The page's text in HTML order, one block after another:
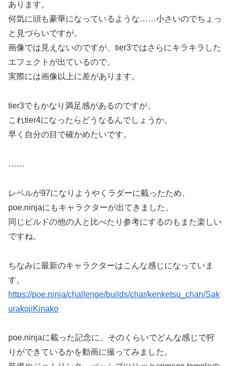
あります。
何気に頭も豪華になっているような……小さいのでちょっ
と見づらいですが。
画像では見えないのですが、tier3ではさらにキラキラした
エフェクトが出ているので、
実際には画像以上に差があります。
tier3でもかなり満足感があるのですが、
これtier4になったらどうなるんでしょうか。
早く自分の目で確かめたいです。
……
レベルが97になりようやくラダーに載ったため、
poe.ninjaにもキャラクターが出てきました。
同じビルドの他の人と比べたり参考にするのもまた楽しい
ですね。
ちなみに最新のキャラクターはこんな感じになっていま
す。
https://poe.ninja/challenge/builds/char/kenketsu_chan/Sak
urakojiKinako
poe.ninjaに載った記念に、そのくらいでどんな感じで狩
りができているかを動画に撮ってみました。